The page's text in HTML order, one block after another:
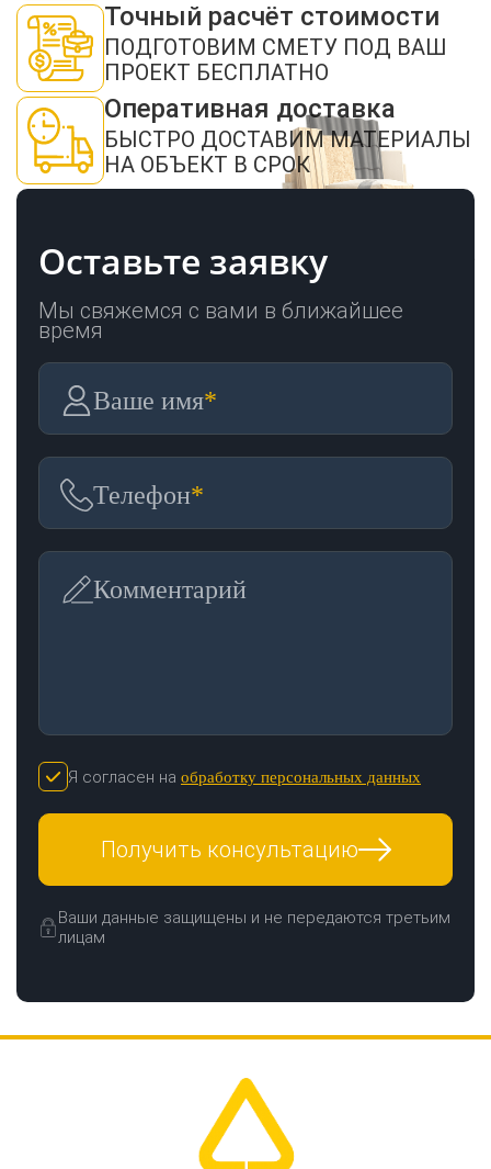
Точный расчёт стоимости
ПОДГОТОВИМ СМЕТУ ПОД ВАШ
ПРОЕКТ БЕСПЛАТНО
Оперативная доставка
БЫСТРО ДОСТАВИМ МАТЕРИАЛЫ
НА ОБЪЕКТ В СРОК
Оставьте заявку
Мы свяжемся с вами в ближайшее
время
Ваше имя*
Телефон*
Комментарий
Я согласен на обработку персональных данных
Получить консультацию
Ваши данные защищены и не передаются третьим
лицам
Нажимая кнопку "Отправить", я даю своё согласие на обработку моих
персональных данных в соответствии с ФЗ от 27.07.2006 № 152-ФЗ "О
персональных данных", на условиях и для целей, определенных в политикой
конфиденциальности